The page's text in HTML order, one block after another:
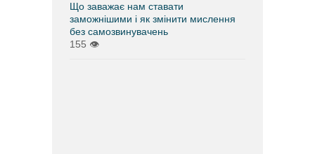
Що заважає нам ставати
заможнішими і як змінити мислення
без самозвинувачень
155 👁